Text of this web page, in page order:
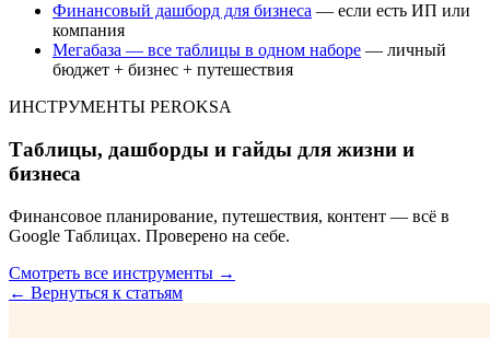
Финансовый дашборд для бизнеса — если есть ИП или
компания
Мегабаза — все таблицы в одном наборе — личный
бюджет + бизнес + путешествия
ИНСТРУМЕНТЫ PEROKSA
Таблицы, дашборды и гайды для жизни и
бизнеса
Финансовое планирование, путешествия, контент — всё в
Google Таблицах. Проверено на себе.
Смотреть все инструменты →
← Вернуться к статьям